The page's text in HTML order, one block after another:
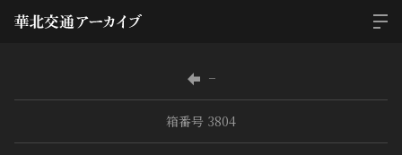
−
箱番号 3804